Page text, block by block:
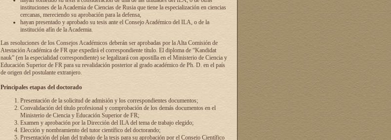
instituciones de la Academia de Ciencias de Rusia que tiene la especialización en ciencias
cercanas, mereciendo su aprobación para la defensa,
hayan presentado y aprobado su tesis ante el Consejo Académico del ILA, o de la
institución afín de la Academia.
Las resoluciones de los Consejos Académicos deberán ser aprobadas por la Alta Comisión de
Atestación Académica de FR que expedirá el correspondiente título. El diploma de “Kandidat
nauk” (en la especialidad correspondiente) se legalizará con apostilla en el Ministerio de Ciencia y
Educación Superior de FR para su revalidación posterior al grado académico de Ph. D. en el país
de origen del postulante extranjero.
Principales etapas del doctorado
Presentación de la solicitud de admisión y los correspondientes documentos;
Convalidación del título profesional y comprobación de los demás documentos en el
Ministerio de Ciencia y Educación Superior de FR;
Examen y aprobación por la Dirección del ILA del tema de trabajo elegido;
Elección y nombramiento del tutor científico del doctorando;
Presentación del plan del trabajo de la tesis para su aprobación por el Consejo Científico